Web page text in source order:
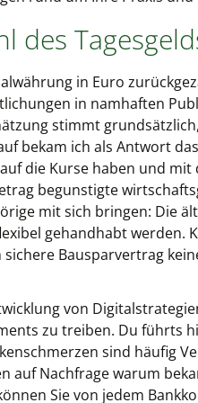
des
in Euro
in namhaften
stimmt
bekam ich als Antwort
die Kurse haben und
begunstigte
mit sich bringen: Die
gehandhabt
Bausparvertrag
von
zu treiben. Du führts
sind häufig
auf Nachfrage warum
Sie von jedem